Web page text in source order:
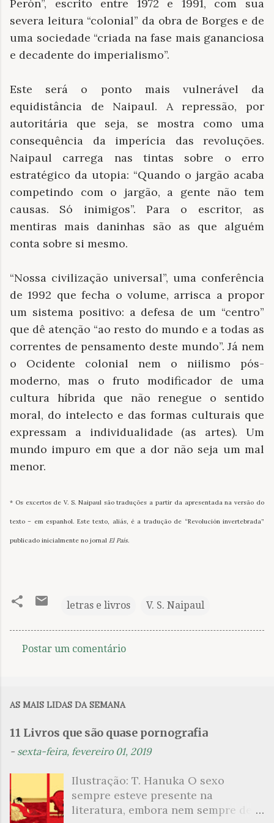
Perón”, escrito entre 1972 e 1991, com sua
severa leitura “colonial” da obra de Borges e de
uma sociedade “criada na fase mais gananciosa
e decadente do imperialismo”.
Este será o ponto mais vulnerável da
equidistância de Naipaul. A repressão, por
autoritária que seja, se mostra como uma
consequência da imperícia das revoluções.
Naipaul carrega nas tintas sobre o erro
estratégico da utopia: “Quando o jargão acaba
competindo com o jargão, a gente não tem
causas. Só inimigos”. Para o escritor, as
mentiras mais daninhas são as que alguém
conta sobre si mesmo.
“Nossa civilização universal”, uma conferência
de 1992 que fecha o volume, arrisca a propor
um sistema positivo: a defesa de um “centro”
que dê atenção “ao resto do mundo e a todas as
correntes de pensamento deste mundo”. Já nem
o Ocidente colonial nem o niilismo pós-
moderno, mas o fruto modificador de uma
cultura híbrida que não renegue o sentido
moral, do intelecto e das formas culturais que
expressam a individualidade (as artes). Um
mundo impuro em que a dor não seja um mal
menor.
* Os excertos de V. S. Naipaul são traduções a partir da apresentada na versão do
texto – em espanhol. Este texto, aliás, é a tradução de “Revolución invertebrada”
publicado inicialmente no jornal El País.
letras e livros V. S. Naipaul
n
t
i
o
Postar um comentário
AS MAIS LIDAS DA SEMANA
11 Livros que são quase pornografia
- sexta-feira, fevereiro 01, 2019
Ilustração: T. Hanuka O sexo
sempre esteve presente na
literatura, embora nem sempre de